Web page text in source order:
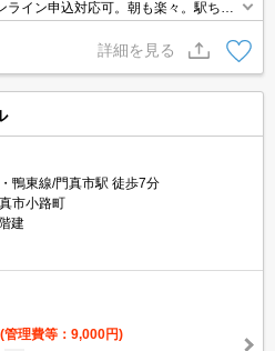
イン申込対応可。朝も楽々。駅ちか
ズ。周辺には充実の生活環境。
詳細を見る
鴨東線/門真市駅 徒歩7分
市小路町
建
(管理費等：9,000円)